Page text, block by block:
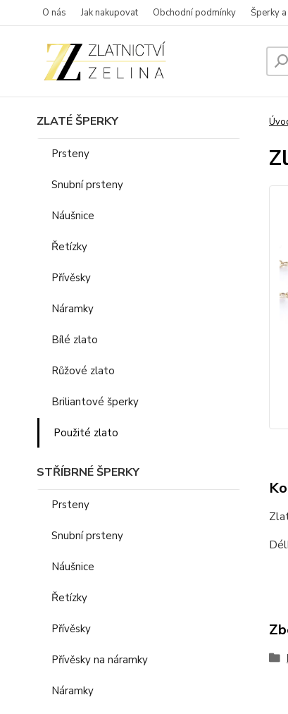
O nás Jak nakupovat Obchodní podmínky Šperky
ZLATÉ ŠPERKY
Prsteny
Snubní prsteny
Náušnice
Řetízky
Přívěsky
Náramky
Bílé zlato
Růžové zlato
Briliantové šperky
Použité zlato
STŘÍBRNÉ ŠPERKY
Prsteny
Snubní prsteny
Náušnice
Řetízky
Přívěsky
Přívěsky na náramky
Náramky